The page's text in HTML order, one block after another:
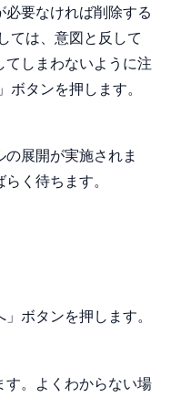
要なければ削除する
ては、意図と反して
しまわないように注
タンを押します。
展開が実施されま
く待ちます。
ボタンを押します。
す。よくわからない場